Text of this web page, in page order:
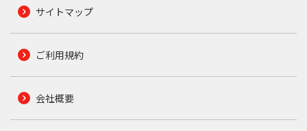
サイトマップ
ご利用規約
会社概要